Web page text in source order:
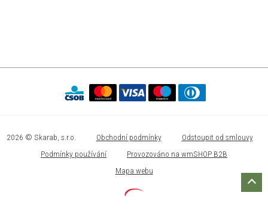
2026 © Skarab, s.r.o. Obchodní podmínky
Odstoupit od smlouvy
Podmínky používání
Provozováno na wmSHOP B2B
Mapa webu